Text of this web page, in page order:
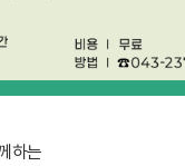
하는